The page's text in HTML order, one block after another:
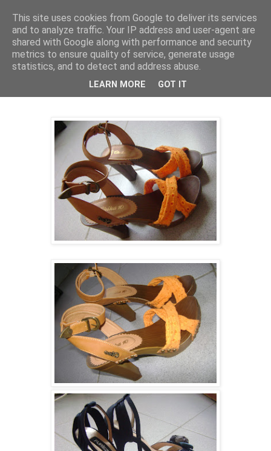
PentruDive.ro
vineri, 20 aprilie 2012
Shopping-ul de vineri
This site uses cookies from Google to deliver its services
and to analyze traffic. Your IP address and user-agent are
shared with Google along with performance and security
metrics to ensure quality of service, generate usage
statistics, and to detect and address abuse.
LEARN MORE GOT IT